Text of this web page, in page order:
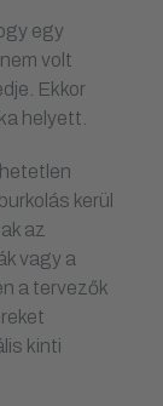
egy
volt
Ekkor
helyett.
kerül
az
vagy a
a tervezők
kinti